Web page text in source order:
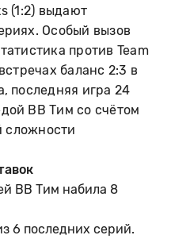
(1:2) выдают
Особый вызов
против Team
баланс 2:3 в
последняя игра 24
BB Тим со счётом
сложности
BB Тим набила 8
6 последних серий.